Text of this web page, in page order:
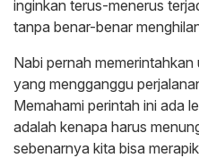
inginkan terus-menerus
tanpa benar-benar
Nabi pernah
yang mengganggu
Memahami perintah ini ada
adalah kenapa harus
sebenarnya kita bisa